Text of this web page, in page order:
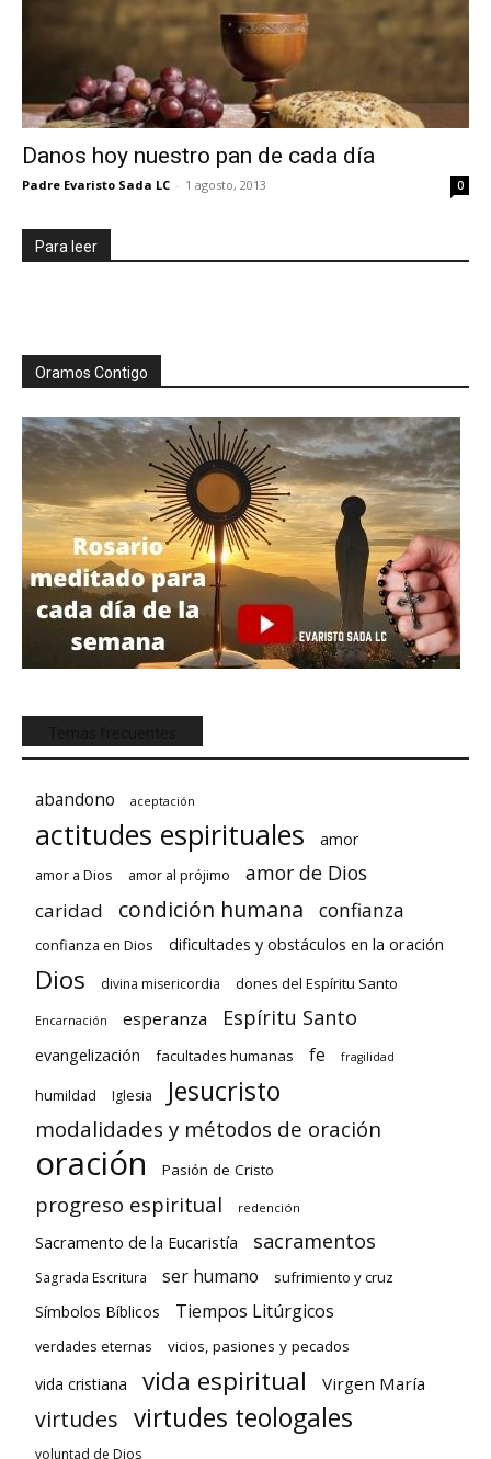
Danos hoy nuestro pan de cada día
Padre Evaristo Sada LC - 1 agosto, 2013 0
Para leer
Oramos Contigo
abandono aceptación
actitudes espirituales amor
amor a Dios amor al prójimo amor de Dios
caridad condición humana confianza
confianza en Dios dificultades y obstáculos en la oración
Dios divina misericordia dones del Espíritu Santo
Encarnación esperanza Espíritu Santo
evangelización facultades humanas fe fragilidad
humildad Iglesia Jesucristo
modalidades y métodos de oración
oración Pasión de Cristo
progreso espiritual redención
Sacramento de la Eucaristía sacramentos
Sagrada Escritura ser humano sufrimiento y cruz
Símbolos Bíblicos Tiempos Litúrgicos
verdades eternas vicios, pasiones y pecados
vida cristiana vida espiritual Virgen María
virtudes virtudes teologales
voluntad de Dios